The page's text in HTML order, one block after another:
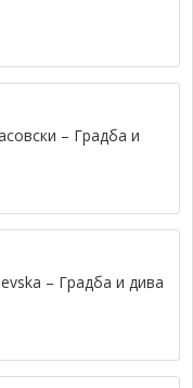
– Градба и
– Градба и дива